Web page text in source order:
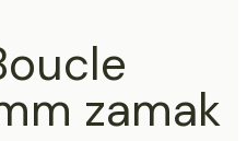
zamak